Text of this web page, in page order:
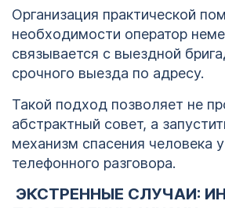
Организация практической
необходимости оператор
связывается с выездной
срочного выезда по адресу.
Такой подход позволяет не
абстрактный совет, а
механизм спасения человека
телефонного разговора.
ЭКСТРЕННЫЕ СЛУЧАИ: